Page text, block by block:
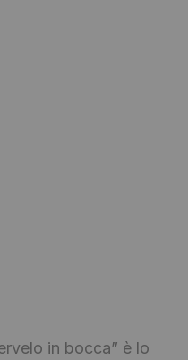
in bocca” è lo